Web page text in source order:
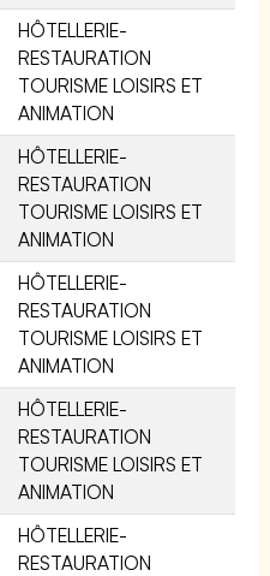
HÔTELLERIE-
RESTAURATION
TOURISME LOISIRS ET
ANIMATION
HÔTELLERIE-
RESTAURATION
TOURISME LOISIRS ET
ANIMATION
HÔTELLERIE-
RESTAURATION
TOURISME LOISIRS ET
ANIMATION
HÔTELLERIE-
RESTAURATION
TOURISME LOISIRS ET
ANIMATION
HÔTELLERIE-
RESTAURATION